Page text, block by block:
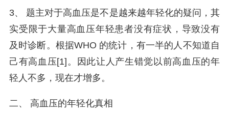
3、 题主对于高血压是不是越来越年轻化的疑问，其
实受限于大量高血压年轻患者没有症状，导致没有
及时诊断。根据WHO 的统计，有一半的人不知道自
己有高血压[1]。因此让人产生错觉以前高血压的年
轻人不多，现在才增多。
二、 高血压的年轻化真相